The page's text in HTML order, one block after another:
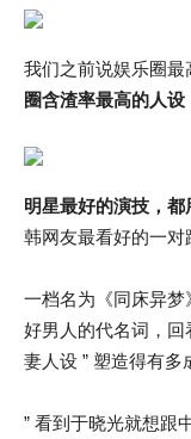
我们之前说娱乐圈
圈含渣率最高的人
明星最好的演技，
韩网友最看好的一对
一档名为《同床异梦
好男人的代名词，回
妻人设 ” 塑造得有多
” 看到于晓光就想跟